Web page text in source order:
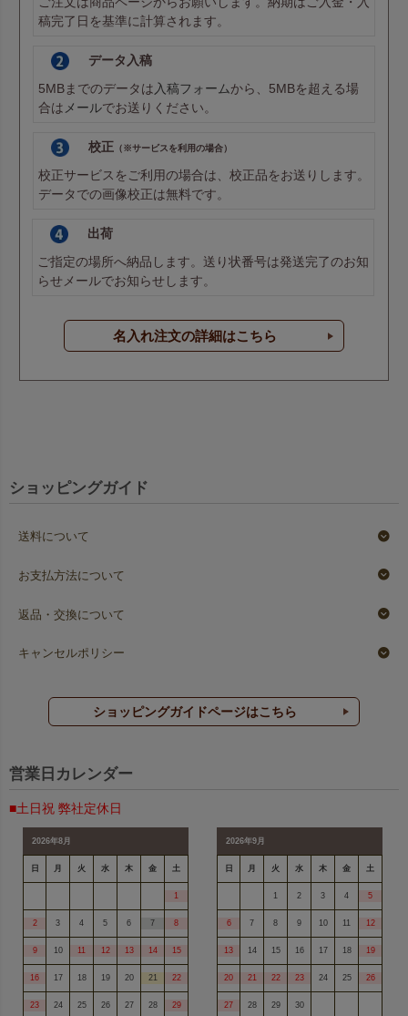
稿完了日を基準に計算されます。
データ入稿
5MBまでのデータは 入稿フォームから、5MBを超える場
合は メールでお送りください。
校正 （※サービスを利用の場合）
校正サービスをご利用の場合は、校正品をお送りします。
データでの画像校正は無料です。
出荷
ご指定の場所へ納品します。送り状番号は発送完了のお知
らせメールでお知らせします。
名入れ注文の詳細はこちら
ショッピングガイド
送料について
お支払方法について
返品・交換について
キャンセルポリシー
ショッピングガイドページはこちら
営業日カレンダー
■土日祝 弊社定休日
2026年8月
日 月 火 水 木 金 土
1
2 3 4 5 6 7 8
9 10 11 12 13 14 15
16 17 18 19 20 21 22
23 24 25 26 27 28 29
2026年9月
日 月 火 水 木 金 土
1 2 3 4 5
6 7 8 9 10 11 12
13 14 15 16 17 18 19
20 21 22 23 24 25 26
27 28 29 30